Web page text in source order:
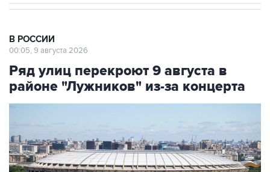
В РОССИИ
00:05, 9 августа 2026
Ряд улиц перекроют 9 августа в
районе "Лужников" из-за концерта